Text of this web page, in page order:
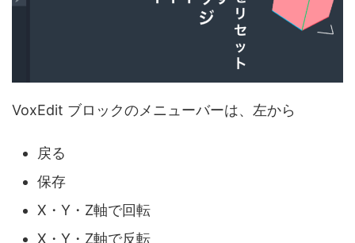
VoxEdit ブロックのメニューバーは、左から
戻る
保存
X・Y・Z軸で回転
X・Y・Z軸で反転